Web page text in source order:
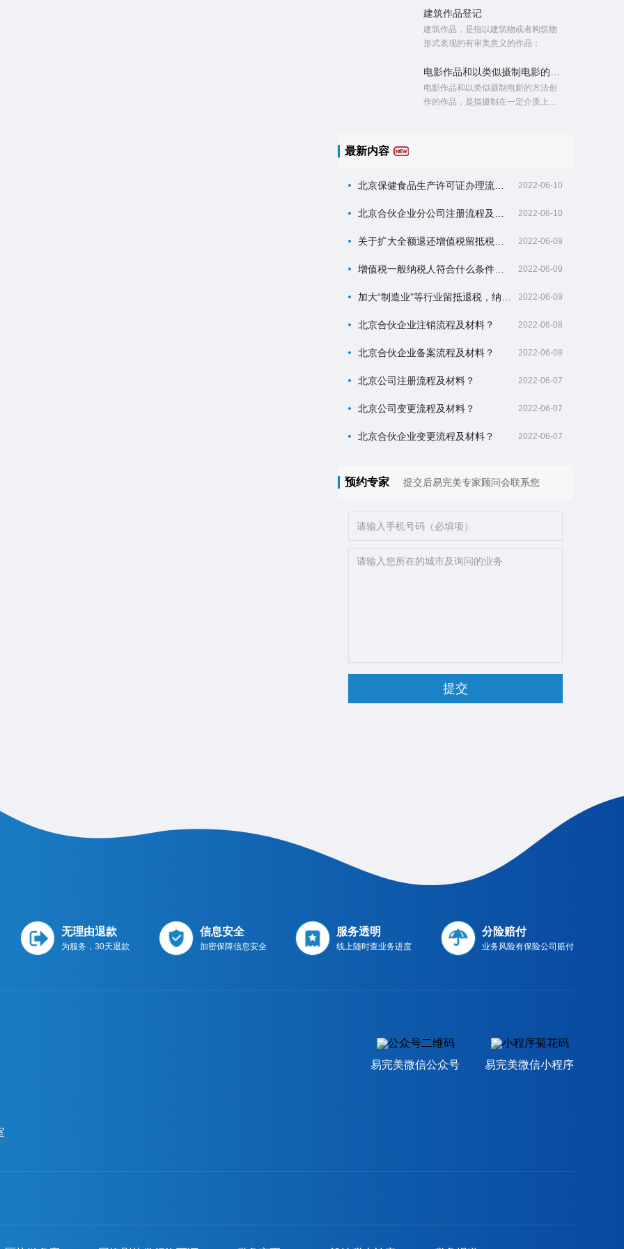
建筑作品登记
建筑作品，是指以建筑物或者构筑物
形式表现的有审美意义的作品；
电影作品和以类似摄制电影的方法创
作的作品，是指摄制在一定介质上，
最新内容
2022-06-10
2022-06-10
2022-06-09
2022-06-09
2022-06-09
北京合伙企业注销流程及材料？ 2022-06-08
北京合伙企业备案流程及材料？ 2022-06-08
北京公司注册流程及材料？ 2022-06-07
北京公司变更流程及材料？ 2022-06-07
北京合伙企业变更流程及材料？ 2022-06-07
预约专家 提交后易完美专家顾问会联系您
无理由退款
为服务，30天退款
信息安全
加密保障信息安全
服务透明
线上随时查业务进度
分险赔付
业务风险有保险公司赔付
易完美微信公众号 易完美微信小程序